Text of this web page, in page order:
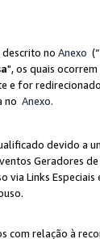
descrito no Anexo (“
", os quais
e for
no Anexo.
devido a
Geradores
Links
com relação à